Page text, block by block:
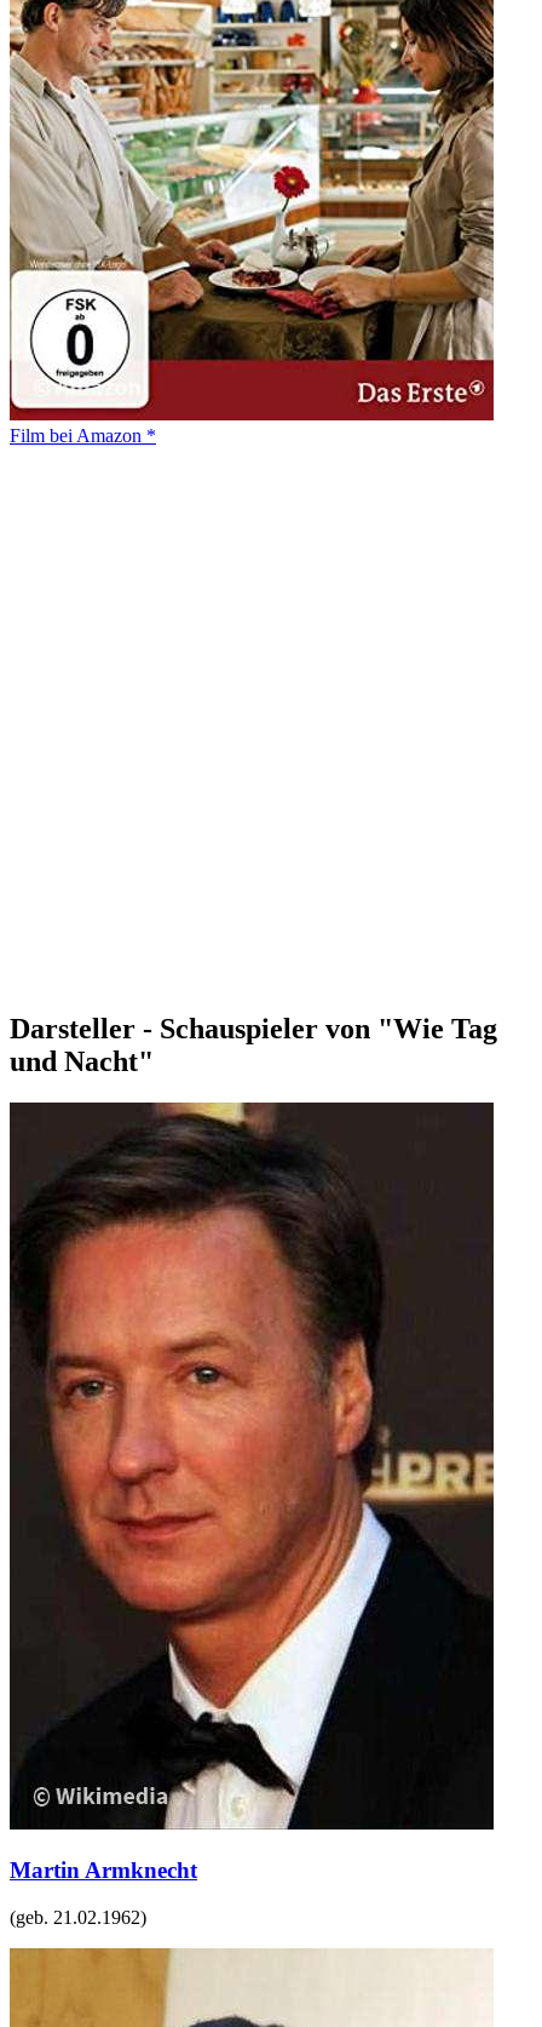
Film bei Amazon *
Darsteller - Schauspieler von "Wie Tag
und Nacht"
Martin Armknecht
(geb. 21.02.1962)